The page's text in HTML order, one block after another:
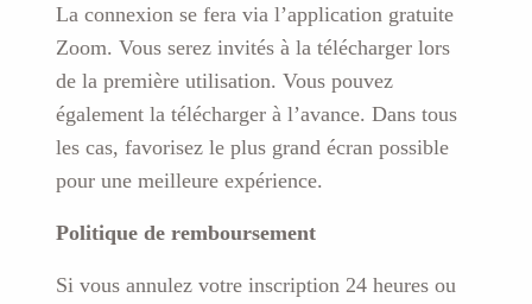
La connexion se fera via l’application gratuite
Zoom. Vous serez invités à la télécharger lors
de la première utilisation. Vous pouvez
également la télécharger à l’avance. Dans tous
les cas, favorisez le plus grand écran possible
pour une meilleure expérience.
Politique de remboursement
Si vous annulez votre inscription 24 heures ou